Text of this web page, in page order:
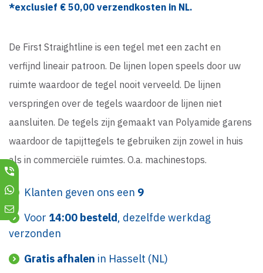
*exclusief € 50,00 verzendkosten in NL.
De First Straightline is een tegel met een zacht en
verfijnd lineair patroon. De lijnen lopen speels door uw
ruimte waardoor de tegel nooit verveeld. De lijnen
verspringen over de tegels waardoor de lijnen niet
aansluiten. De tegels zijn gemaakt van Polyamide garens
waardoor de tapijttegels te gebruiken zijn zowel in huis
als in commerciële ruimtes. O.a. machinestops.
Klanten geven ons een 9
Voor 14:00 besteld, dezelfde werkdag
verzonden
Gratis afhalen in Hasselt (NL)